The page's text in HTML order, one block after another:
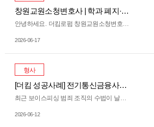
창원교원소청변호사 | 학과 폐지·정원 미달로 인한 사립대 교수 직권면직, 명확한 기준 없으면 위법!
2026-06-17
형사
[더킴 성공사례] 전기통신금융사기 무죄, 보이스피싱 방조 혐의 처벌 위기라면?
최근 보이스피싱 범죄 조직의 수법이 날로 정교해지면서, 자신도 모르는 사이에 범죄에 연루되어 전기통신금융 사기 방조 혐의로 조사를 받는 분들이 급증하고 있습니다. 실무적으로는 범행을 직접 주도하지 않은 단순 전달책이나 계좌 및 가상자산 계정 제공자라 하더라도, 대포통장이나 범죄 수익 은닉에 기여했다고 판단되면 전기통신금융사기피해방지및피해환급에관한특별법(통신사기피해환급법) 위반 공범 또는 방조 혐의로 실형이 선고되는 사례가 매우 많습니다. 하지만 억울하게 가담된 상황에서 사건 초기부터 전문적인 법적…
2026-06-12